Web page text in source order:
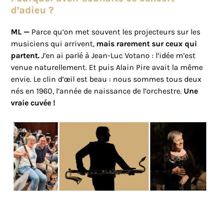
d’adieu ?
ML — Parce qu’on met souvent les projecteurs sur les
musiciens qui arrivent, mais rarement sur ceux qui
partent. J’en ai parlé à Jean-Luc Votano : l’idée m’est
venue naturellement. Et puis Alain Pire avait la même
envie. Le clin d’œil est beau : nous sommes tous deux
nés en 1960, l’année de naissance de l’orchestre. Une
vraie cuvée !